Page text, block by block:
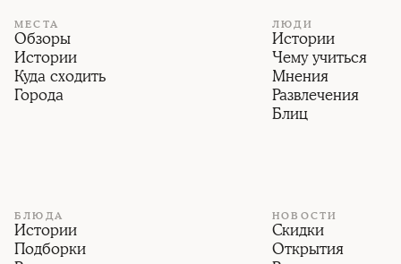
МЕСТА
Обзоры
Истории
Куда сходить
Города
ЛЮДИ
Истории
Чему учиться
Мнения
Развлечения
Блиц
БЛЮДА
Истории
Подборки
НОВОСТИ
Скидки
Открытия